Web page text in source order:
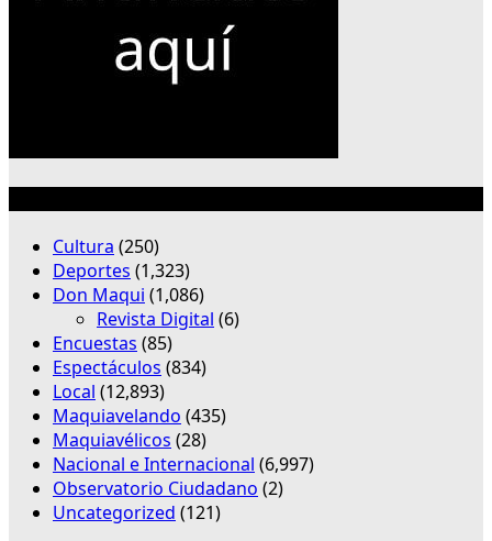
Cultura (250)
Deportes (1,323)
Don Maqui (1,086)
Revista Digital (6)
Encuestas (85)
Espectáculos (834)
Local (12,893)
Maquiavelando (435)
Maquiavélicos (28)
Nacional e Internacional (6,997)
Observatorio Ciudadano (2)
Uncategorized (121)